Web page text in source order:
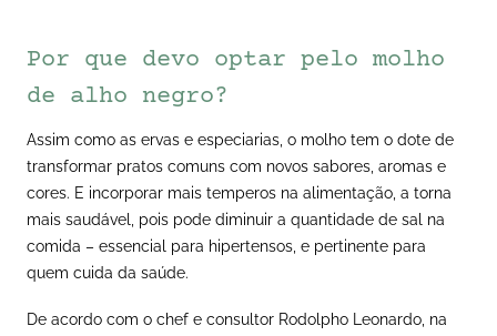
Por que devo optar pelo molho
de alho negro?
Assim como as ervas e especiarias, o molho tem o dote de
transformar pratos comuns com novos sabores, aromas e
cores. E incorporar mais temperos na alimentação, a torna
mais saudável, pois pode diminuir a quantidade de sal na
comida – essencial para hipertensos, e pertinente para
quem cuida da saúde.
De acordo com o chef e consultor Rodolpho Leonardo, na